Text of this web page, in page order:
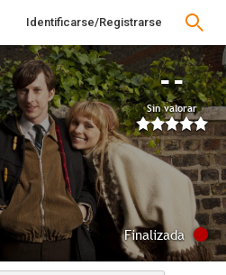
Identificarse/Registrarse
--
Sin valorar
Finalizada